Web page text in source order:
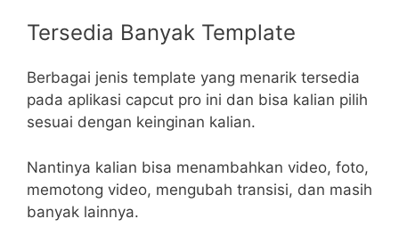
Tersedia Banyak Template
Berbagai jenis template yang menarik tersedia
pada aplikasi capcut pro ini dan bisa kalian pilih
sesuai dengan keinginan kalian.
Nantinya kalian bisa menambahkan video, foto,
memotong video, mengubah transisi, dan masih
banyak lainnya.